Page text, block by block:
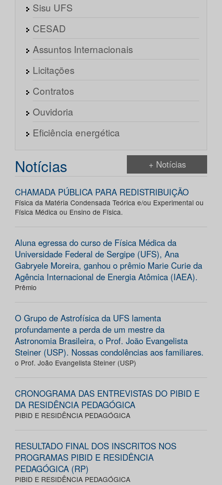
Sisu UFS
CESAD
Assuntos Internacionais
Licitações
Contratos
Ouvidoria
Eficiência energética
Notícias + Notícias
CHAMADA PÚBLICA PARA REDISTRIBUIÇÃO
Física da Matéria Condensada Teórica e/ou Experimental ou
Física Médica ou Ensino de Física.
Aluna egressa do curso de Física Médica da
Universidade Federal de Sergipe (UFS), Ana
Gabryele Moreira, ganhou o prêmio Marie Curie da
Agência Internacional de Energia Atômica (IAEA).
Prêmio
O Grupo de Astrofísica da UFS lamenta
profundamente a perda de um mestre da
Astronomia Brasileira, o Prof. João Evangelista
Steiner (USP). Nossas condolências aos familiares.
o Prof. João Evangelista Steiner (USP)
CRONOGRAMA DAS ENTREVISTAS DO PIBID E
DA RESIDÊNCIA PEDAGÓGICA
PIBID E RESIDÊNCIA PEDAGÓGICA
RESULTADO FINAL DOS INSCRITOS NOS
PROGRAMAS PIBID E RESIDÊNCIA
PEDAGÓGICA (RP)
PIBID E RESIDÊNCIA PEDAGÓGICA